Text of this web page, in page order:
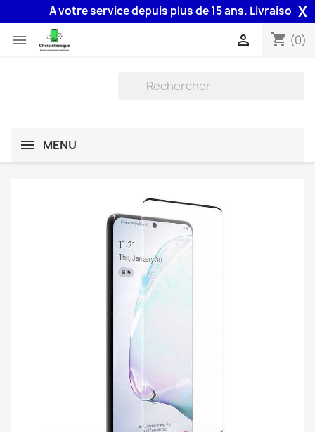
A votre service depuis plus de 15 ans. Livraison 48H
X
 shopping_cart (0)

MENU